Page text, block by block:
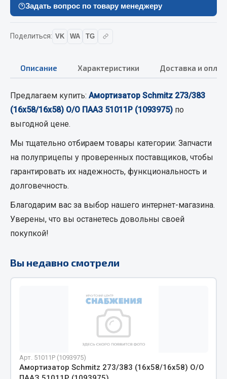
Смазочные материалы
МЕТИЗЫ
Гайки
Кольца стопорные
Пресс-масленки
Пробки
Пружины
Хомуты
Весь раздел
Соединительные элементы
Адаптеры и переходники
Трубки, муфты, гайки
Угольники
Задать вопрос по товару менеджеру
Поделиться: VK WA TG
Описание Характеристики Доставка и
Предлагаем купить: Амортизатор Schmitz 273/383
(16х58/16х58) О/О ПААЗ 51011Р (1093975) по
выгодной цене.
Мы тщательно отбираем товары категории: Запчасти
на полуприцепы у проверенных поставщиков, чтобы
гарантировать их надежность, функциональность и
долговечность.
Благодарим вас за выбор нашего интернет-магазина.
Уверены, что вы останетесь довольны своей
покупкой!
Вы недавно смотрели
Арт. 51011Р (1093975)
Амортизатор Schmitz 273/383 (16х58/16х58) О/О